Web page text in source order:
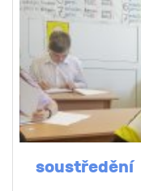
soustředění